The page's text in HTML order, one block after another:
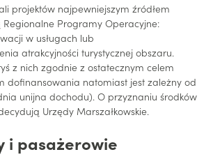
projektów najpewniejszym źródłem
Programy Operacyjne:
w usługach lub
atrakcyjności turystycznej obszaru.
z nich zgodnie z ostatecznym celem
dofinansowania natomiast jest zależny od
unijna dochodu). O przyznaniu środków
Urzędy Marszałkowskie.
i pasażerowie